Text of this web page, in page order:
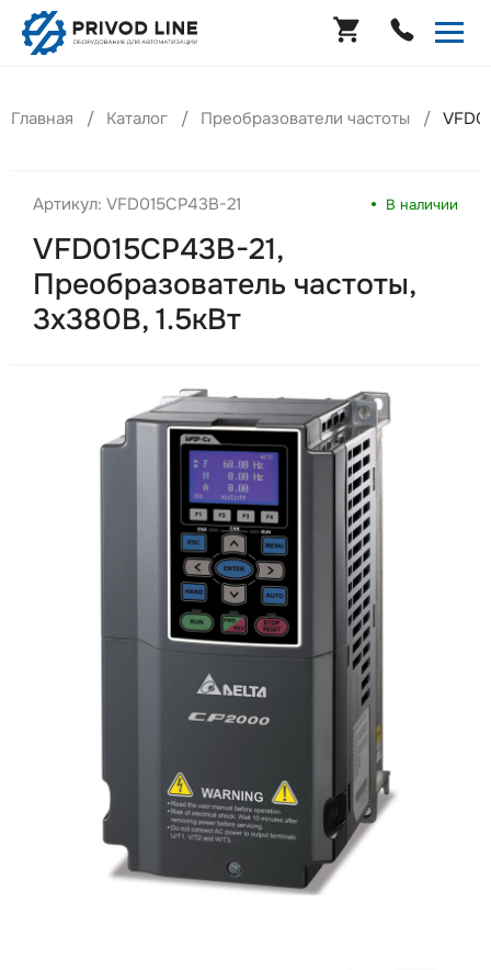
Главная Каталог Преобразователи частоты
Артикул: VFD015CP43B-21 В наличии
VFD015CP43B-21,
Преобразователь частоты,
3х380В, 1.5кВт